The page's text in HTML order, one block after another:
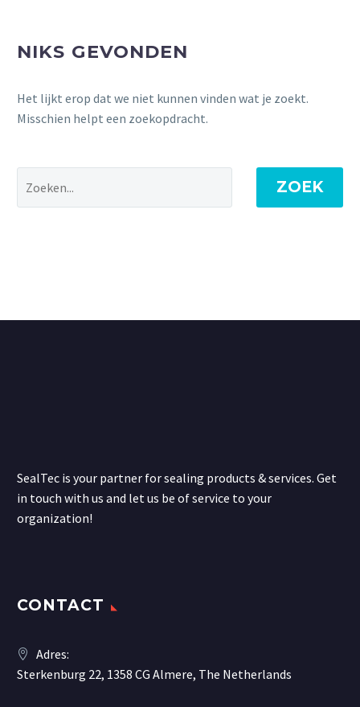
NIKS GEVONDEN
Het lijkt erop dat we niet kunnen vinden wat je zoekt.
Misschien helpt een zoekopdracht.
ZOEK
SealTec is your partner for sealing products & services. Get
in touch with us and let us be of service to your
organization!
CONTACT
Adres:
Sterkenburg 22, 1358 CG Almere, The Netherlands